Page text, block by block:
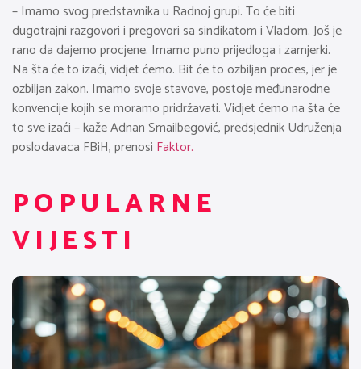
– Imamo svog predstavnika u Radnoj grupi. To će biti
dugotrajni razgovori i pregovori sa sindikatom i Vladom. Još je
rano da dajemo procjene. Imamo puno prijedloga i zamjerki.
Na šta će to izaći, vidjet ćemo. Bit će to ozbiljan proces, jer je
ozbiljan zakon. Imamo svoje stavove, postoje međunarodne
konvencije kojih se moramo pridržavati. Vidjet ćemo na šta će
to sve izaći – kaže Adnan Smailbegović, predsjednik Udruženja
poslodavaca FBiH, prenosi Faktor.
POPULARNE
VIJESTI